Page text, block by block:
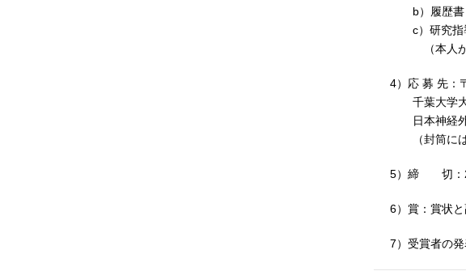
b）履歴書
c）研究指
（本人が世
4）応 募 先：
千葉大学大
日本神経外
（封筒には
5）締 切：
6）賞：賞状
7）受賞者の